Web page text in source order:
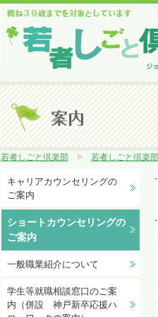
若者しごと倶楽部 若者しごと倶楽
キャリアカウンセリングの
ご案内
ショートカウンセリングの
ご案内
一般職業紹介について
学生等就職相談窓口のご案
内（併設 神戸新卒応援ハ